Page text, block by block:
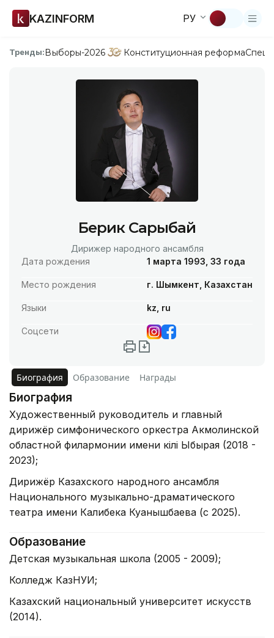
KAZINFORM РУ
Тренды:Выборы-2026 Конституционная реформа
Берик Сарыбай
Дирижер народного ансамбля
Дата рождения
1 марта 1993, 33 года
Место рождения г. Шымкент, Казахстан
Языки kz, ru
Соцсети
Биография Образование Награды
Биография
Художественный руководитель и главный
дирижёр симфонического оркестра Акмолинской
областной филармонии имени Үкілі Ыбырая (2018 -
2023);
Дирижёр Казахского народного ансамбля
Национального музыкально-драматического
театра имени Калибека Куанышбаева (с 2025).
Образование
Детская музыкальная школа (2005 - 2009);
Колледж КазНУИ;
Казахский национальный университет искусств
(2014).